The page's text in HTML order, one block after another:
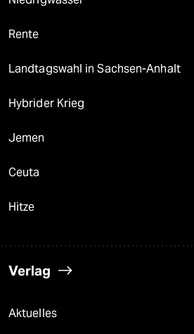
Rente
Landtagswahl in Sachsen-Anhalt
Hybrider Krieg
Jemen
Ceuta
Hitze
Verlag
Aktuelles